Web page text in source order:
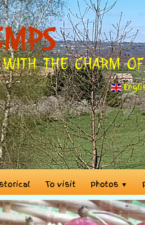
the charm
To visit Photos ▼